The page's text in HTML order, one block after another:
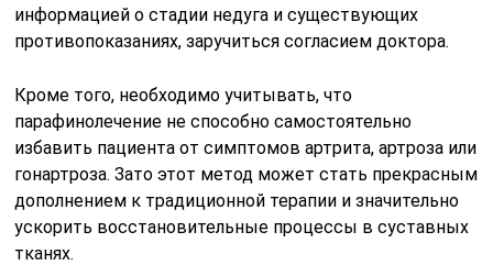
информацией о стадии недуга и существующих
противопоказаниях, заручиться согласием доктора.
Кроме того, необходимо учитывать, что
парафинолечение не способно самостоятельно
избавить пациента от симптомов артрита, артроза или
гонартроза. Зато этот метод может стать прекрасным
дополнением к традиционной терапии и значительно
ускорить восстановительные процессы в суставных
тканях.